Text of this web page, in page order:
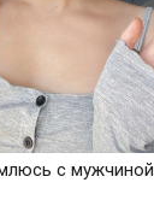
с мужчиной